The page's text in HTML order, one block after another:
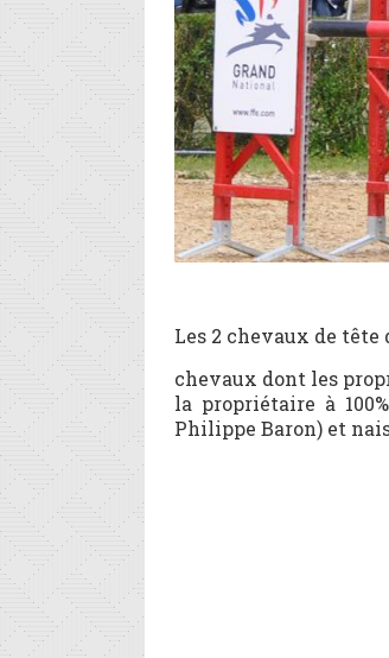
Les 2 chevaux de
chevaux dont les
la propriétaire à
Philippe Baron) et